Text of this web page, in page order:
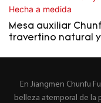
Mesa auxiliar
travertino natural y
medida
En Jiangmen Chunfu
belleza atemporal de la